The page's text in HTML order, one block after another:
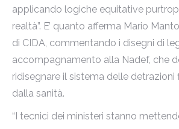
applicando logiche equitative
realtà”. E’ quanto afferma Mario
di CIDA, commentando i disegni di
accompagnamento alla Nadef, che
ridisegnare il sistema delle detrazioni
dalla sanità.
“I tecnici dei ministeri stanno